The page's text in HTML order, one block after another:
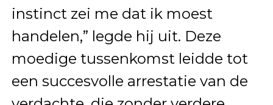
instinct zei me dat ik moest
handelen,” legde hij uit. Deze
moedige tussenkomst leidde tot
een succesvolle arrestatie van de